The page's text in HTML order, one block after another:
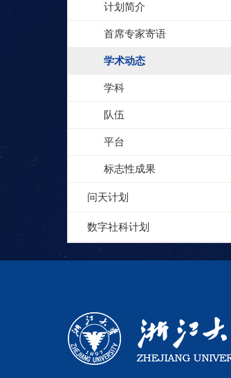
计划简介
首席专家寄语
学术动态
学科
队伍
平台
标志性成果
问天计划
数字社科计划